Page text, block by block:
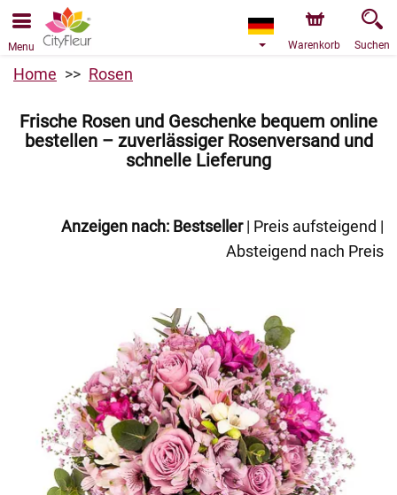
Bestellungen über unseren Onlineshop nehmen wir gerne
entgegen. Der frühestmögliche Liefertermin ist ab dem
11.08.2026 aufgrund von Betriebsurlaub.
Menu Warenkorb Suchen
Home Rosen
Frische Rosen und Geschenke bequem online
bestellen – zuverlässiger Rosenversand und
schnelle Lieferung
Anzeigen nach: Bestseller| Preis aufsteigend |
Absteigend nach Preis